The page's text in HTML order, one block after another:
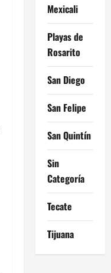
Mexicali
Playas de
Rosarito
San Diego
San Felipe
San Quintín
Sin
Categoría
Tecate
Tijuana